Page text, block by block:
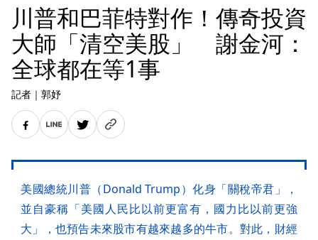
川普和巴菲特對作！傳奇投資
大師「清空美股」 謝金河：
全球都在等1事
記者 ｜ 郭妤
美國總統川普（Donald Trump）化身「關稅帝君」，
並自豪稱「美國人民比以前更富有，國力比以前更強
大」，也預告未來股市有越來越多的牛市。對此，財經